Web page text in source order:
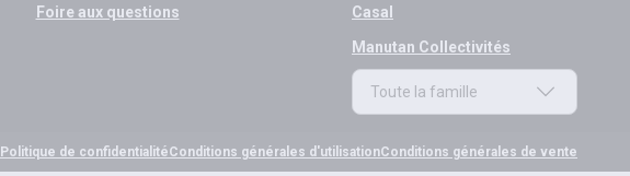
Foire aux questions
Casal
Manutan Collectivités
Toute la famille
Politique de confidentialitéConditions générales d'utilisationConditions générales de vente